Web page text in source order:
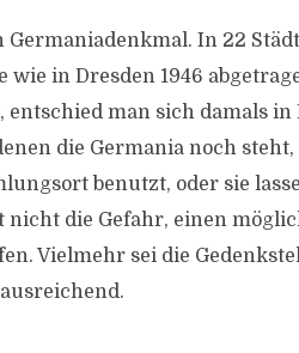
In 22
in Dresden 1946
man sich damals in
die Germania noch
benutzt, oder sie
die Gefahr, einen
Vielmehr sei die